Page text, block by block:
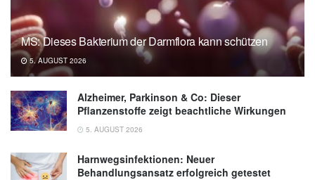
MS: Dieses Bakterium der Darmflora kann schützen
5. AUGUST 2026
Alzheimer, Parkinson & Co: Dieser
Pflanzenstoffe zeigt beachtliche Wirkungen
5. AUGUST 2026
Harnwegsinfektionen: Neuer
Behandlungsansatz erfolgreich getestet